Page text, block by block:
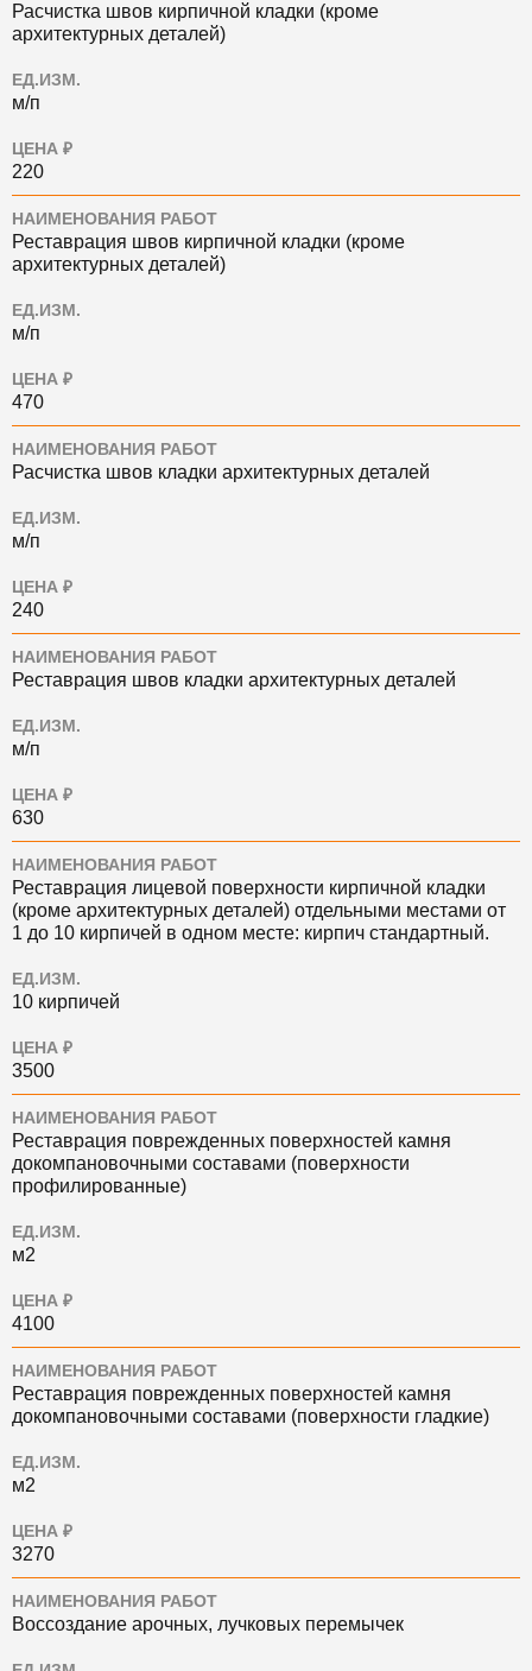
Расчистка швов кирпичной кладки (кроме
архитектурных деталей)
ЕД.ИЗМ.
м/п
ЦЕНА ₽
220
НАИМЕНОВАНИЯ РАБОТ
Реставрация швов кирпичной кладки (кроме
архитектурных деталей)
ЕД.ИЗМ.
м/п
ЦЕНА ₽
470
НАИМЕНОВАНИЯ РАБОТ
Расчистка швов кладки архитектурных деталей
ЕД.ИЗМ.
м/п
ЦЕНА ₽
240
НАИМЕНОВАНИЯ РАБОТ
Реставрация швов кладки архитектурных деталей
ЕД.ИЗМ.
м/п
ЦЕНА ₽
630
НАИМЕНОВАНИЯ РАБОТ
Реставрация лицевой поверхности кирпичной кладки
(кроме архитектурных деталей) отдельными местами от
1 до 10 кирпичей в одном месте: кирпич стандартный.
ЕД.ИЗМ.
10 кирпичей
ЦЕНА ₽
3500
НАИМЕНОВАНИЯ РАБОТ
Реставрация поврежденных поверхностей камня
докомпановочными составами (поверхности
профилированные)
ЕД.ИЗМ.
м2
ЦЕНА ₽
4100
НАИМЕНОВАНИЯ РАБОТ
Реставрация поврежденных поверхностей камня
докомпановочными составами (поверхности гладкие)
ЕД.ИЗМ.
м2
ЦЕНА ₽
3270
НАИМЕНОВАНИЯ РАБОТ
Воссоздание арочных, лучковых перемычек